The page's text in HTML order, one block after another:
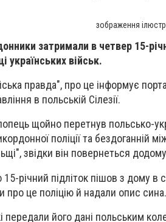
зображення
затримали в четвер 15-
українських військ.
правда", про це інформує
в польській Сілезії.
щойно перетнув польсько-
поліції та бездоганній
звідки він повернеться
річний підліток пішов з дому
про це поліцію й надали опис сина.
передали його дані польським